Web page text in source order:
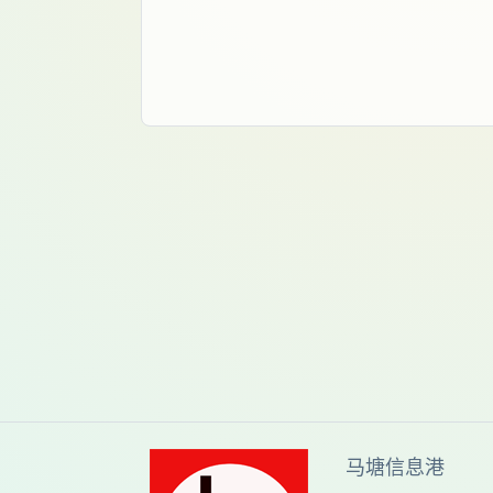
马塘信息港